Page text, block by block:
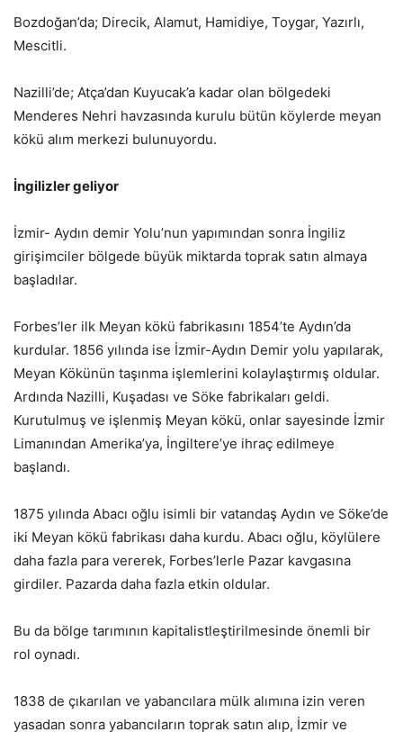
Bozdoğan’da; Direcik, Alamut, Hamidiye, Toygar, Yazırlı,
Mescitli.
Nazilli’de; Atça’dan Kuyucak’a kadar olan bölgedeki
Menderes Nehri havzasında kurulu bütün köylerde meyan
kökü alım merkezi bulunuyordu.
İngilizler geliyor
İzmir- Aydın demir Yolu’nun yapımından sonra İngiliz
girişimciler bölgede büyük miktarda toprak satın almaya
başladılar.
Forbes’ler ilk Meyan kökü fabrikasını 1854’te Aydın’da
kurdular. 1856 yılında ise İzmir-Aydın Demir yolu yapılarak,
Meyan Kökünün taşınma işlemlerini kolaylaştırmış oldular.
Ardında Nazilli, Kuşadası ve Söke fabrikaları geldi.
Kurutulmuş ve işlenmiş Meyan kökü, onlar sayesinde İzmir
Limanından Amerika’ya, İngiltere’ye ihraç edilmeye
başlandı.
1875 yılında Abacı oğlu isimli bir vatandaş Aydın ve Söke’de
iki Meyan kökü fabrikası daha kurdu. Abacı oğlu, köylülere
daha fazla para vererek, Forbes’lerle Pazar kavgasına
girdiler. Pazarda daha fazla etkin oldular.
Bu da bölge tarımının kapitalistleştirilmesinde önemli bir
rol oynadı.
1838 de çıkarılan ve yabancılara mülk alımına izin veren
yasadan sonra yabancıların toprak satın alıp, İzmir ve